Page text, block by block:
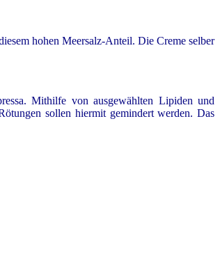
hohen Meersalz-Anteil. Die Creme selber
Mithilfe von ausgewählten Lipiden und
sollen hiermit gemindert werden. Das